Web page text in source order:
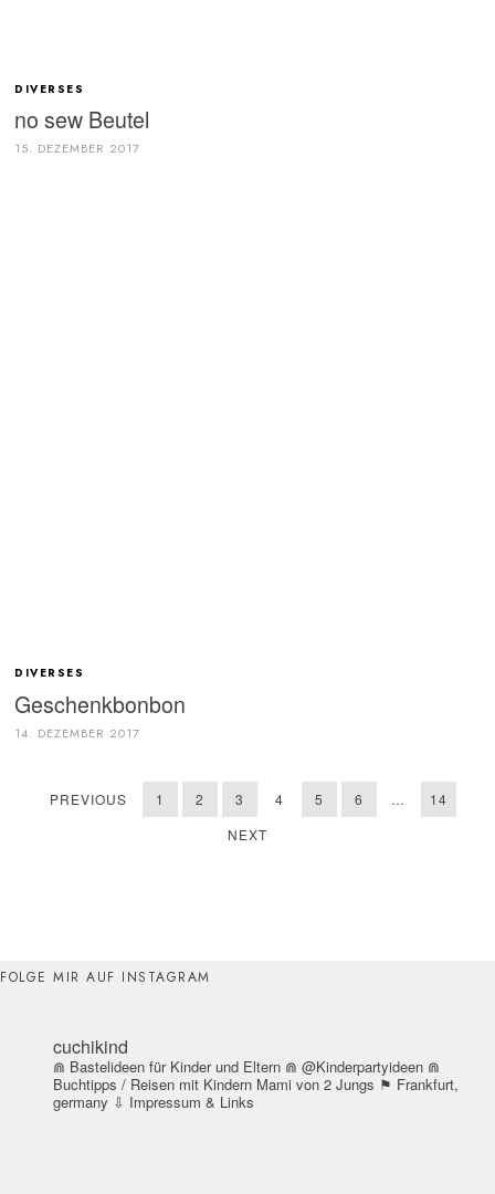
DIVERSES
no sew Beutel
15. DEZEMBER 2017
DIVERSES
Geschenkbonbon
14. DEZEMBER 2017
PREVIOUS 1 2 3 4 5 6 …
14
NEXT
FOLGE MIR AUF INSTAGRAM
cuchikind
⋒ Bastelideen für Kinder und Eltern ⋒ @Kinderpartyideen ⋒
Buchtipps / Reisen mit Kindern Mami von 2 Jungs ⚑ Frankfurt,
germany ⇩ Impressum & Links